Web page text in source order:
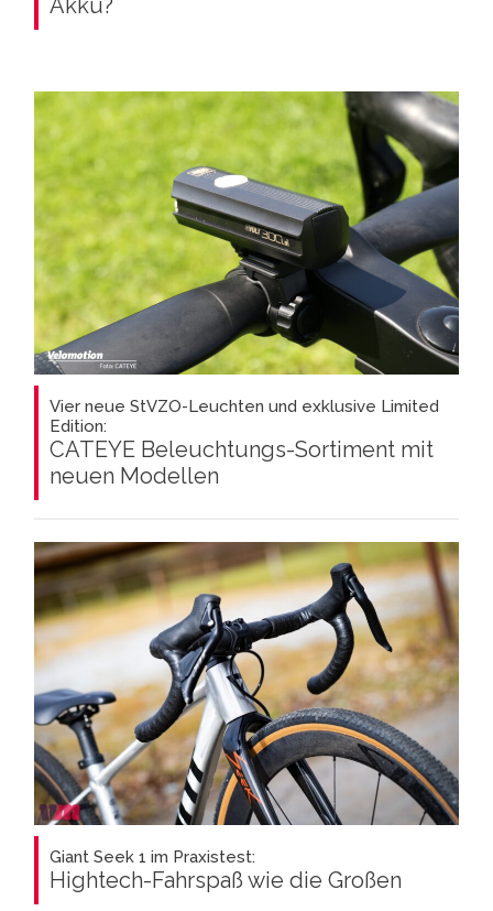
Vier neue StVZO-Leuchten und exklusive Limited
Edition:
CATEYE Beleuchtungs-Sortiment mit
neuen Modellen
Giant Seek 1 im Praxistest:
Hightech-Fahrspaß wie die Großen